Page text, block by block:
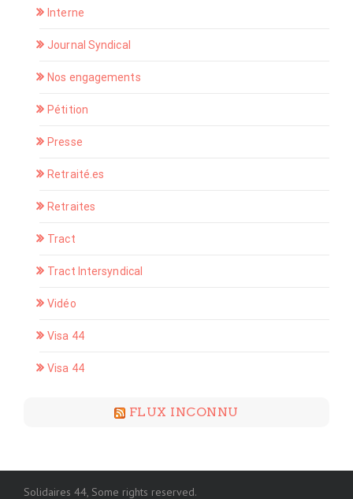
Interne
Journal Syndical
Nos engagements
Pétition
Presse
Retraité.es
Retraites
Tract
Tract Intersyndical
Vidéo
Visa 44
Visa 44
FLUX INCONNU
Solidaires 44, Some rights reserved.